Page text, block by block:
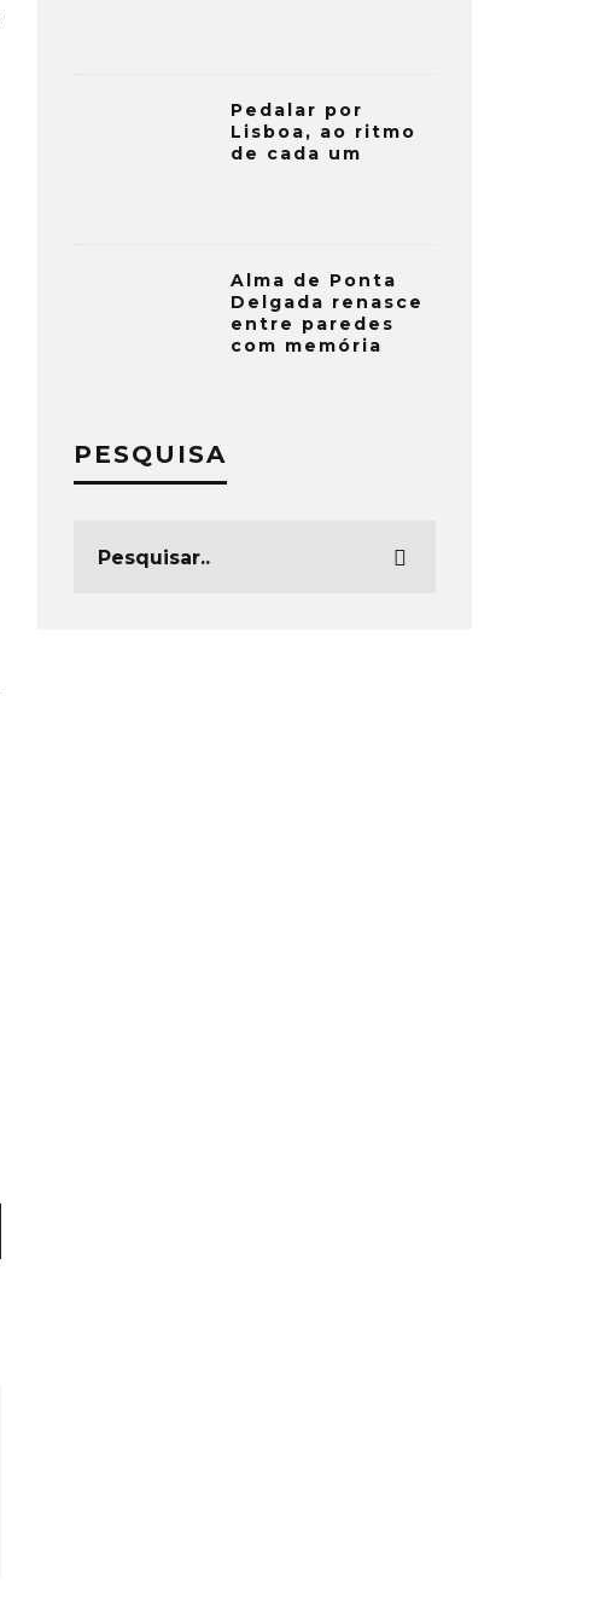
Pedalar por
Lisboa, ao ritmo
de cada um
Alma de Ponta
Delgada renasce
entre paredes
com memória
PESQUISA